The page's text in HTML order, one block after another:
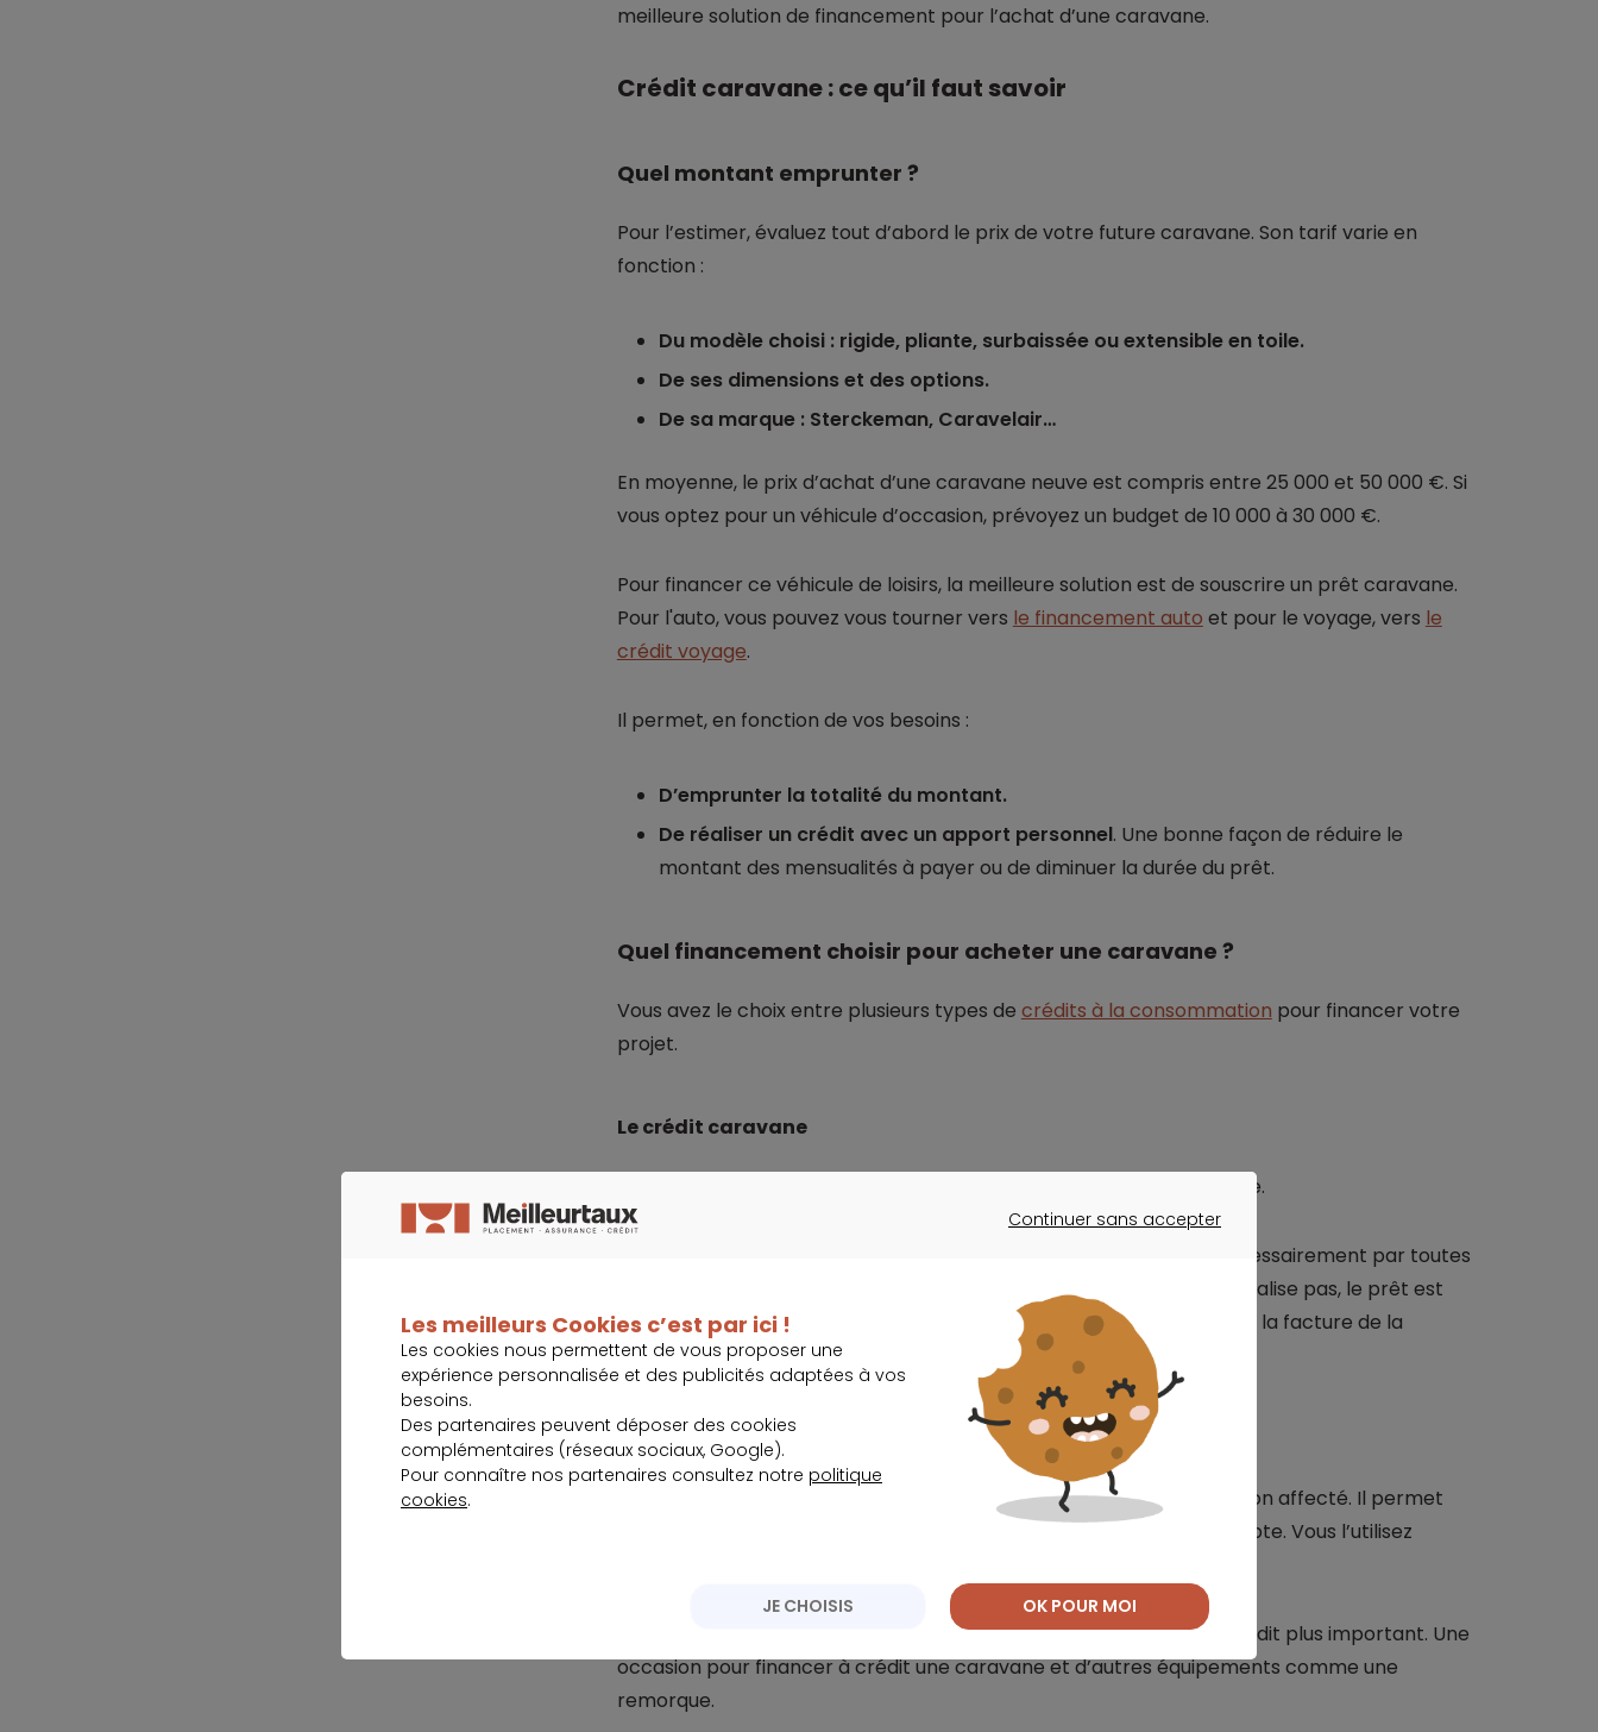
meilleure solution de financement pour l’achat d’une caravane.
Crédit caravane : ce qu’il faut savoir
Quel montant emprunter ?
Pour l’estimer, évaluez tout d’abord le prix de votre future caravane. Son tarif varie en
fonction :
Du modèle choisi : rigide, pliante, surbaissée ou extensible en toile.
De ses dimensions et des options.
De sa marque : Sterckeman, Caravelair…
En moyenne, le prix d’achat d’une caravane neuve est compris entre 25 000 et 50 000 €. Si
vous optez pour un véhicule d’occasion, prévoyez un budget de 10 000 à 30 000 €.
Pour financer ce véhicule de loisirs, la meilleure solution est de souscrire un prêt caravane.
Pour l'auto, vous pouvez vous tourner vers le financement auto et pour le voyage, vers le
crédit voyage.
Il permet, en fonction de vos besoins :
D’emprunter la totalité du montant.
De réaliser un crédit avec un apport personnel. Une bonne façon de réduire le
montant des mensualités à payer ou de diminuer la durée du prêt.
Quel financement choisir pour acheter une caravane ?
Vous avez le choix entre plusieurs types de crédits à la consommation pour financer votre
projet.
Le crédit caravane
Ce prêt affecté est exclusivement dédié à l’achat de votre caravane.
Il est proposé par la plupart des organismes de crédit mais pas nécessairement par toutes
crédit camping-car, si la vente ne se réalise pas, le prêt est
annulé, sans frais. Le déblocage des fonds se fait sur présentation de la facture de la
caravane.
Le prêt non affecté
est un crédit à la consommation non affecté. Il permet
ainsi de financer tous vos projets. Le capital est versé sur votre compte. Vous l’utilisez
Vous pouvez emprunter juste le prix du véhicule ou demander un crédit plus important. Une
occasion pour financer à crédit une caravane et d’autres équipements comme une
remorque.
Continuer sans accepter
Les meilleurs Cookies c’est par ici !
Les cookies nous permettent de vous proposer une
expérience personnalisée et des publicités adaptées à vos
besoins.
Des partenaires peuvent déposer des cookies
complémentaires (réseaux sociaux, Google).
Pour connaître nos partenaires consultez notre politique
cookies.
JE CHOISIS OK POUR MOI